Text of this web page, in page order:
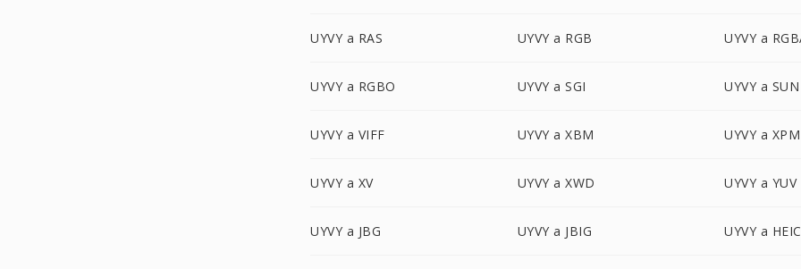
UYVY a RAS UYVY a RGB UYVY a
UYVY a RGBO UYVY a SGI UYVY a SUN
UYVY a VIFF UYVY a XBM UYVY a XPM
UYVY a XV UYVY a XWD UYVY a YUV
UYVY a JBG UYVY a JBIG UYVY a HEIC